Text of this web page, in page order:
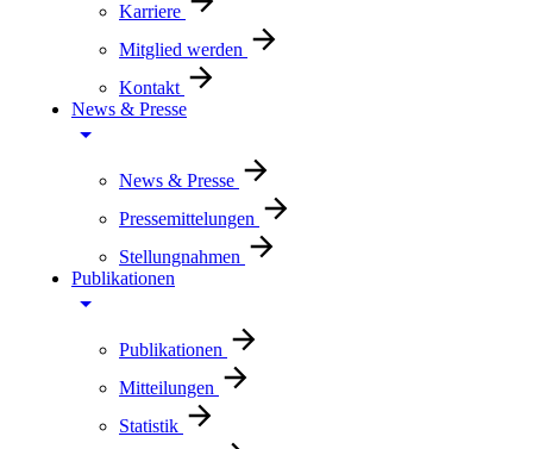
Karriere
Mitglied werden
Kontakt
News & Presse
News & Presse
Pressemittelungen
Stellungnahmen
Publikationen
Publikationen
Mitteilungen
Statistik